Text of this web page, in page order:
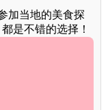
加当地的美食探
是不错的选择！